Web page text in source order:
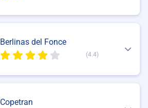
Berlinas del Fonce
(4.4)
Copetran